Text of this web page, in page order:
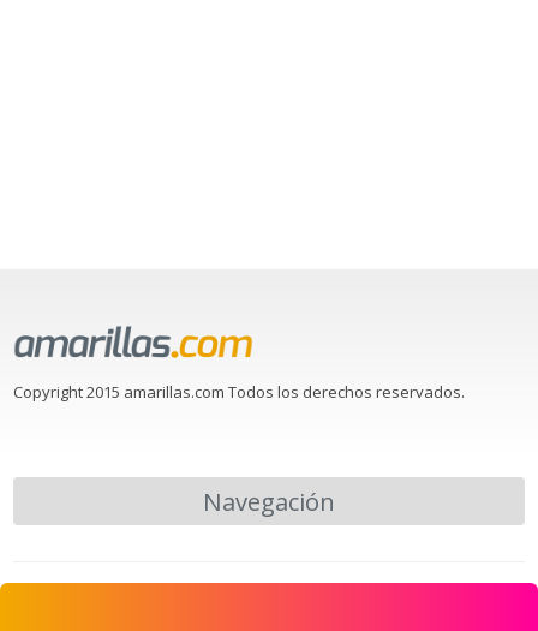
Copyright 2015 amarillas.com Todos los derechos reservados.
Navegación